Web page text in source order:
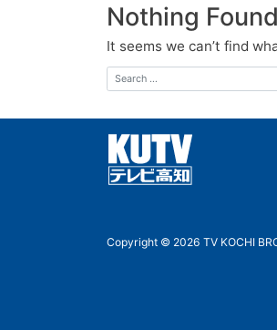
Nothing Found
It seems we can’t find
Search
Copyright © 2026 TV KOCHI